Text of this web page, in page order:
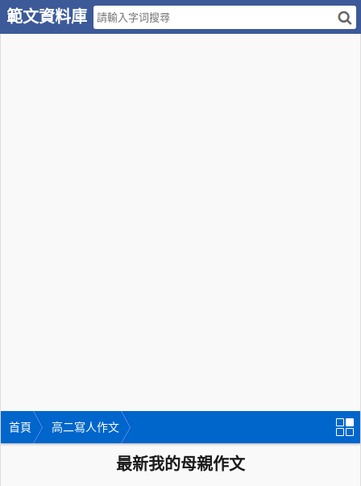
範文資料庫
首頁 高二寫人作文
最新我的母親作文